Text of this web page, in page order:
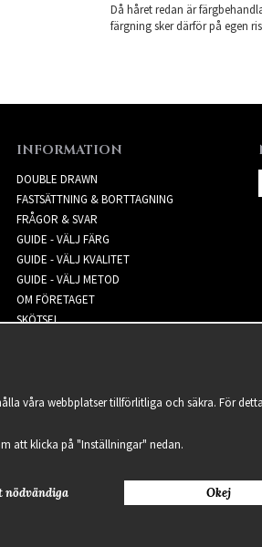
Då håret redan är
färgning sker därför på egen
INFORMATION
DOUBLE DRAWN
FASTSÄTTNING & BORTTAGNING
FRÅGOR & SVAR
GUIDE - VÄLJ FÄRG
GUIDE - VÄLJ KVALITET
GUIDE - VÄLJ METOD
OM FÖRETAGET
SKÖTSEL
Hair
våra webbplatser tillförlitliga och säkra. För
att klicka på "Inställningar" nedan.
nödvändiga Okej